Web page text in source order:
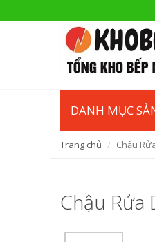
DANH MỤC
Trang chủ Chậu
Chậu Rửa